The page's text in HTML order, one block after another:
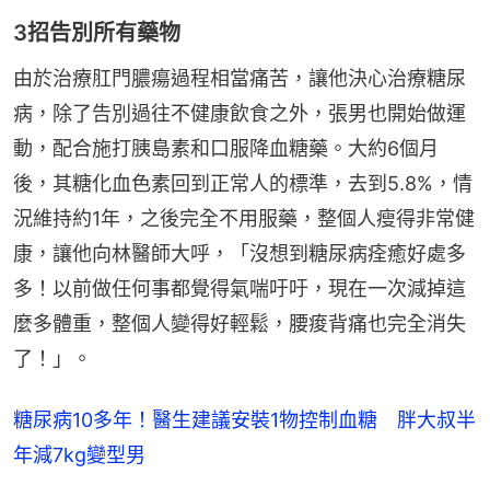
3招告別所有藥物
由於治療肛門膿瘍過程相當痛苦，讓他決心治療糖尿
病，除了告別過往不健康飲食之外，張男也開始做運
動，配合施打胰島素和口服降血糖藥。大約6個月
後，其糖化血色素回到正常人的標準，去到5.8%，情
況維持約1年，之後完全不用服藥，整個人瘦得非常健
康，讓他向林醫師大呼，「沒想到糖尿病痊癒好處多
多！以前做任何事都覺得氣喘吁吁，現在一次減掉這
麼多體重，整個人變得好輕鬆，腰痠背痛也完全消失
了！」。
糖尿病10多年！醫生建議安裝1物控制血糖 胖大叔半
年減7kg變型男